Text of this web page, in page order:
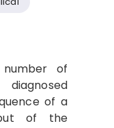
number of
diagnosed
of a
but of the